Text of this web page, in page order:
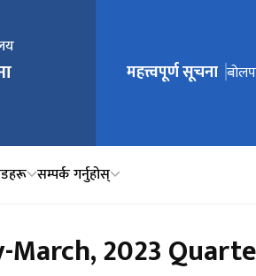
मुख्य नेभिगेसनमा जानुहोस्
महत्त्वपूर्ण सूचना
सम्पर्क गर्नुहोस्
March, 2023